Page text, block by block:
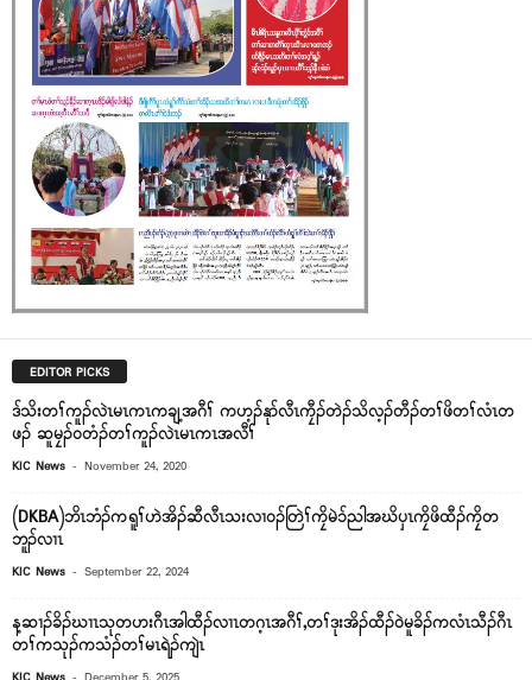
EDITOR PICKS
ဒ်သိးတၢ်ကူၣ်လဲၤမၤကၤကချ့အဂီၢ် ကဟ့ၣ်နုာ်လီၤကၠီၣ်တဲၣ်သိလ့ၣ်တီၣ်တၢ်ဖိတၢ်လံၤတ
ဖၣ် ဆူမၠၣ်၀တံၣ်တၢ်ကူၣ်လဲၤမၤကၤအလီၢ်
KIC News - November 24, 2020
(DKBA)ဘိၤဘံၣ်ကရူၢ်ဟဲအိၣ်ဆီလီၤသးလၢ၀ၣ်တြဲၢ်ကၠိမဲၥ်ညါအဃိပှၤကၠိဖိထီၣ်ကၠိတ
ဘူၣ်လၢၤ
KIC News - September 22, 2024
န့ဆၢၣ်ခိၣ်ဃၢၤသုတဟးဂီၤအါထီၣ်လၢၤတဂ့ၤအဂီၢ်,တၢ်ဒုးအိၣ်ထီၣ်ဝဲမူခိၣ်ကလံၤသီၣ်ဂီၤ
တၢ်ကသုၣ်ကသံၣ်တၢ်မၤရဲၣ်ကျဲၤ
-